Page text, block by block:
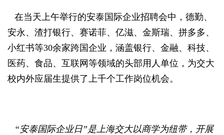
在当天上午举行的安泰国际企业招聘会中，德勤、
安永、渣打银行、赛诺菲、亿滋、金斯瑞、拼多多、
小红书等30余家跨国企业，涵盖银行、金融、科技、
医药、食品、互联网等领域的头部用人单位，为交大
校内外应届生提供了上千个工作岗位机会。
“安泰国际企业日”是上海交大以商学为纽带，开展